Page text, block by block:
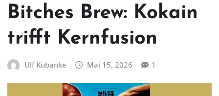
Bitches Brew: Kokain
trifft Kernfusion
Ulf Kubanke Mai 15, 2026 1